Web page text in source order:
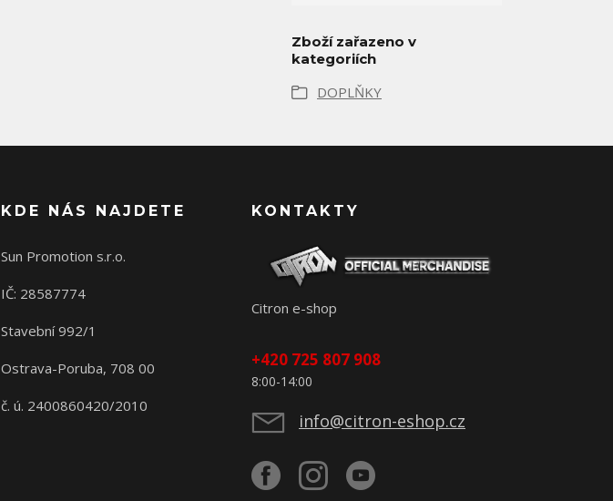
Zboží zařazeno v
kategoriích
DOPLŇKY
KDE NÁS NAJDETE
Sun Promotion s.r.o.
IČ: 28587774
Stavební 992/1
Ostrava-Poruba, 708 00
č. ú. 2400860420/2010
KONTAKTY
Citron e-shop
+420 725 807 908
8:00-14:00
info@citron-eshop.cz